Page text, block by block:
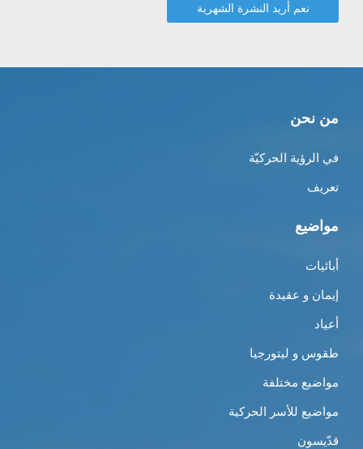
من نحن
في الرؤية الحركيّة
تعريف
مواضيع
أبائيات
إيمان و عقيدة
أعياد
طقوس و ليتورجيا
مواضيع مختلفة
مواضيع للأسر الحركية
قدّيسون